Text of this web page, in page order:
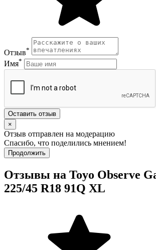
Отзыв*
Имя*
Оставить отзыв
×
Отзыв отправлен на модерацию
Спасибо, что поделились мнением!
Продолжить
Отзывы на Toyo Observe
225/45 R18 91Q XL